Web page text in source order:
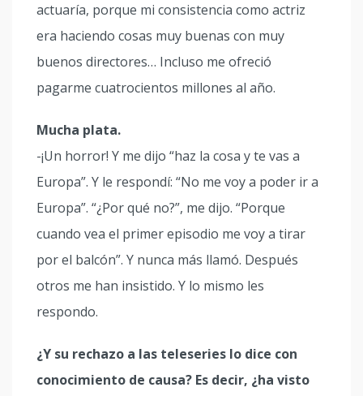
actuaría, porque mi consistencia como actriz
era haciendo cosas muy buenas con muy
buenos directores… Incluso me ofreció
pagarme cuatrocientos millones al año.
Mucha plata.
-¡Un horror! Y me dijo “haz la cosa y te vas a
Europa”. Y le respondí: “No me voy a poder ir a
Europa”. “¿Por qué no?”, me dijo. “Porque
cuando vea el primer episodio me voy a tirar
por el balcón”. Y nunca más llamó. Después
otros me han insistido. Y lo mismo les
respondo.
¿Y su rechazo a las teleseries lo dice con
conocimiento de causa? Es decir, ¿ha visto